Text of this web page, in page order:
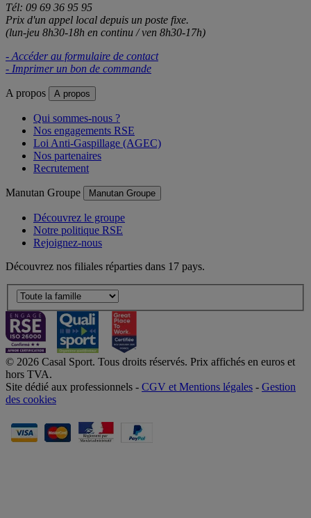
Tél: 09 69 36 95 95
Prix d'un appel local depuis un poste fixe.
(lun-jeu 8h30-18h en continu / ven 8h30-17h)
- Accéder au formulaire de contact
- Imprimer un bon de commande
A propos A propos
Qui sommes-nous ?
Nos engagements RSE
Loi Anti-Gaspillage (AGEC)
Nos partenaires
Recrutement
Manutan Groupe Manutan Groupe
Découvrez le groupe
Notre politique RSE
Rejoignez-nous
Découvrez nos filiales réparties dans 17 pays.
© 2026 Casal Sport. Tous droits réservés. Prix affichés en euros et
hors TVA.
Site dédié aux professionnels - CGV et Mentions légales - Gestion
des cookies